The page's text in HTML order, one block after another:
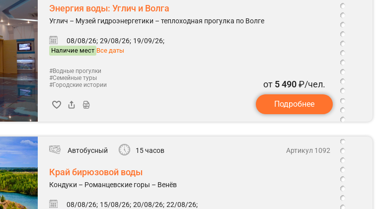
Энергия воды: Углич и Волга
Углич – Музей гидроэнергетики – теплоходная прогулка по Волге
08/08/26; 29/08/26; 19/09/26;
Наличие мест Все даты
#Водные прогулки
#Семейные туры
#Городские истории
от 5 490₽/чел.
Подробнее
Автобусный 15 часов
Край бирюзовой воды
Кондуки – Романцевские горы – Венёв
08/08/26; 15/08/26; 20/08/26; 22/08/26;
Артикул 1092